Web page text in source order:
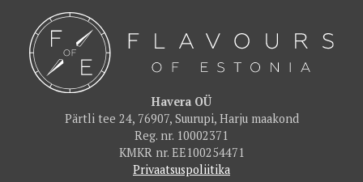
Havera OÜ
Pärtli tee 24, 76907, Suurupi, Harju maakond
Reg. nr. 10002371
KMKR nr. EE100254471
Privaatsuspoliitika